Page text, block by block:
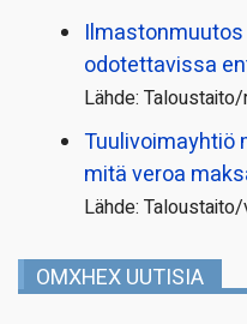
odotettavissa
Lähde:
Tuulivoimayhtiö
mitä veroa
Lähde:
OMXHEX UUTISIA